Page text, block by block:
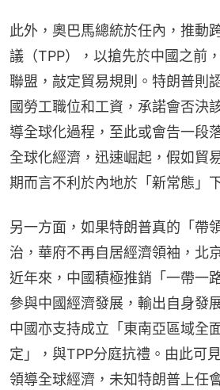
此外，奧巴馬總統於任內，推動
議（TPP），以搶先於中國之前
聯盟，敲定貿易規則。特朗普則
國勞工職位和工資，承諾會否決
導全球化過程，至此或會告一段
全球化經濟，迅速崛起，假如貿
期而言不利於內地於「新常態」
另一方面，如果特朗普真的「帶
治，華府不再自居經濟領袖，北
近年來，中國積極推銷「一帶一
參與中國經濟發展，輸出自身發
中國亦支持成立「東南亞區域全
定」，與TPP分庭抗禮。由此可
領導全球經濟，未知特朗普上任